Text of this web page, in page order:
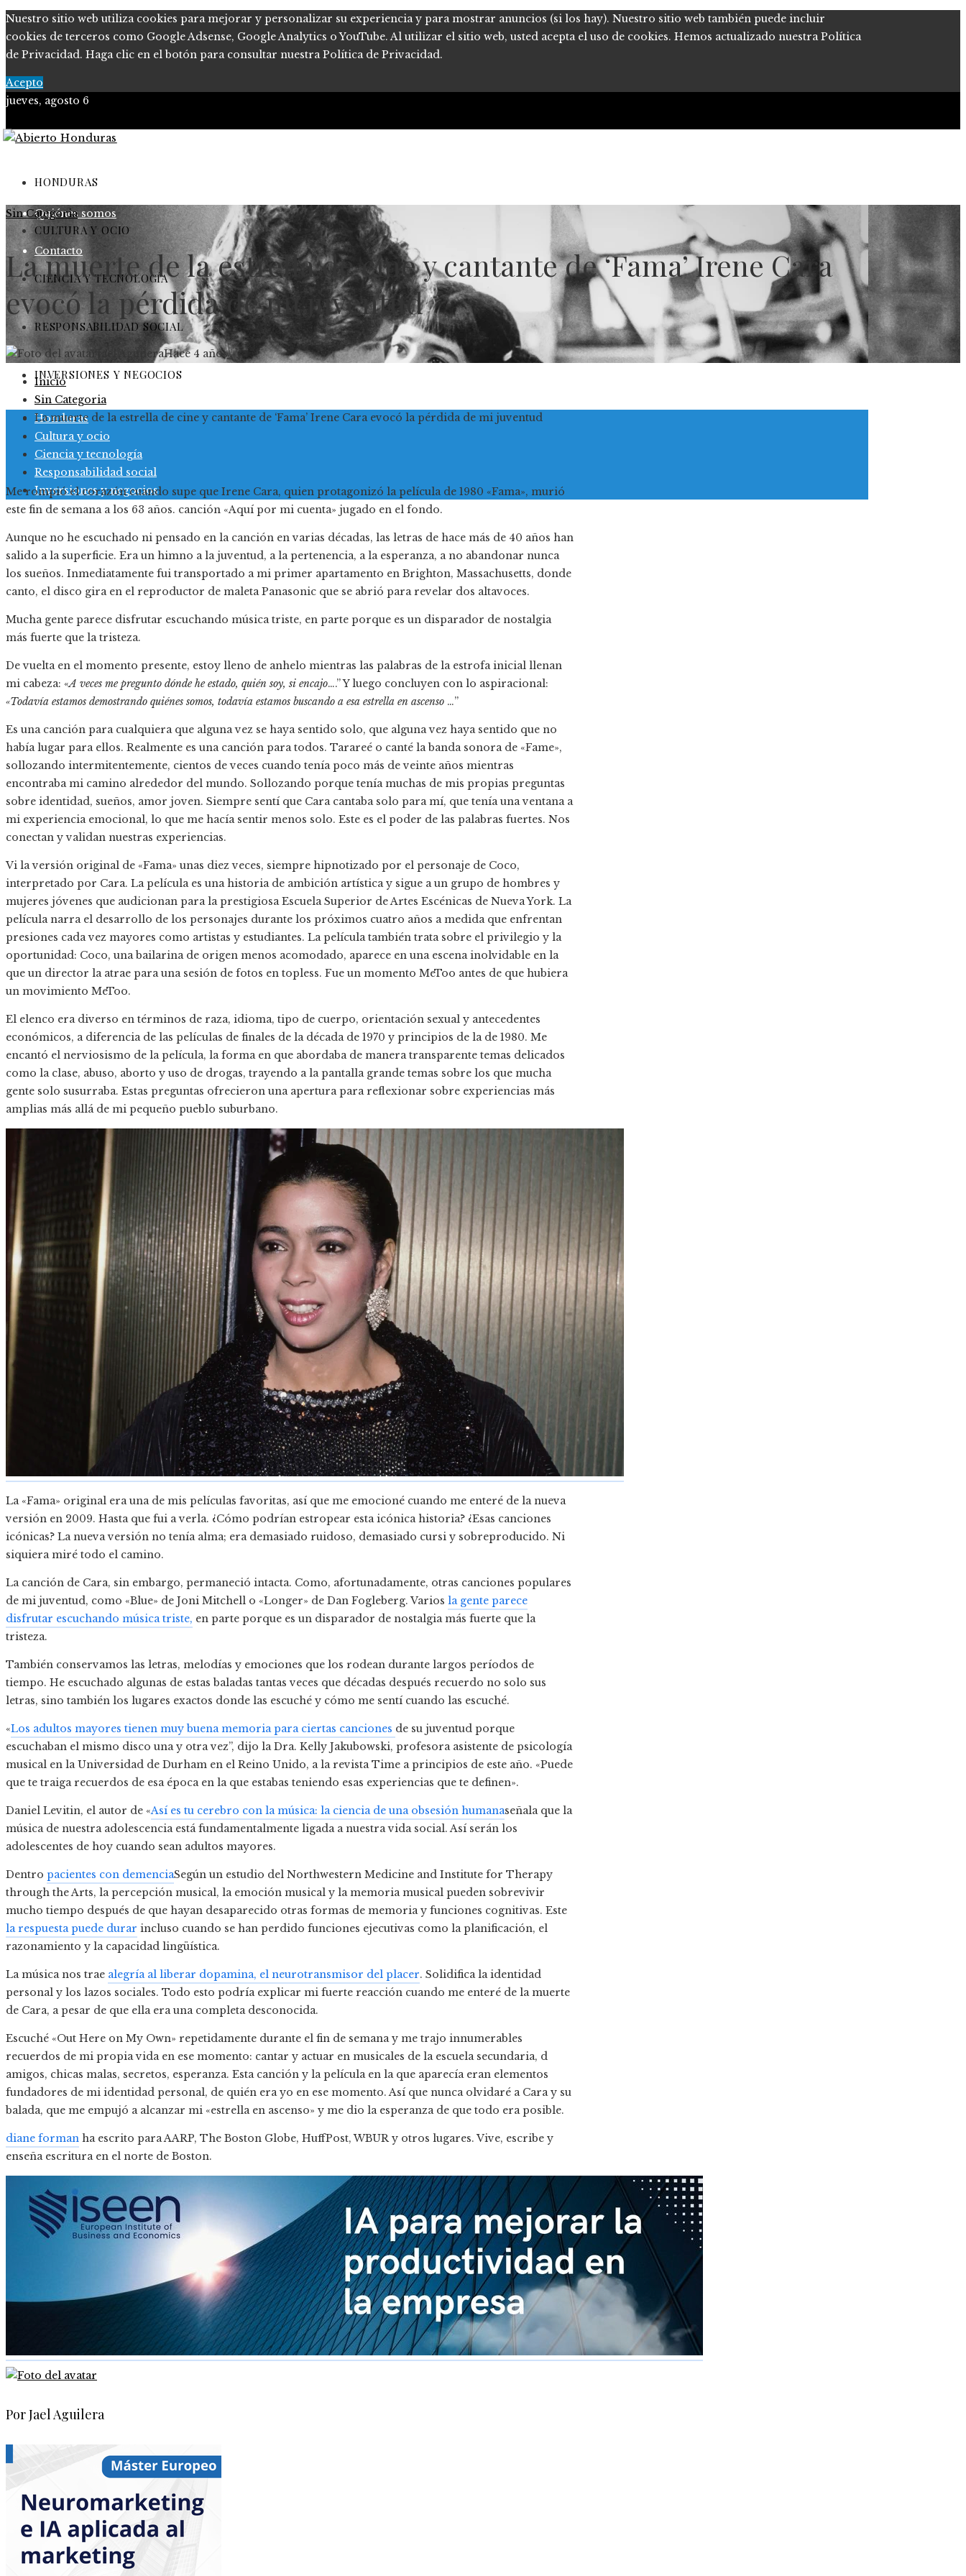
Nuestro sitio web utiliza cookies para mejorar y personalizar su experiencia y para mostrar anuncios (si los hay). Nuestro sitio web también puede incluir
cookies de terceros como Google Adsense, Google Analytics o YouTube. Al utilizar el sitio web, usted acepta el uso de cookies. Hemos actualizado nuestra Política
de Privacidad. Haga clic en el botón para consultar nuestra Política de Privacidad.
Acepto
jueves, agosto 6
Política de Privacidad
Marco Legal del Sitio
Quiénes somos
Contacto
HONDURAS
CULTURA Y OCIO
CIENCIA Y TECNOLOGÍA
RESPONSABILIDAD SOCIAL
INVERSIONES Y NEGOCIOS
Honduras
Cultura y ocio
Ciencia y tecnología
Responsabilidad social
Inversiones y negocios
Sin Categoria
La muerte de la estrella de cine y cantante de ‘Fama’ Irene Cara
evocó la pérdida de mi juventud
Jael AguileraHace 4 años
Inicio
Sin Categoria
La muerte de la estrella de cine y cantante de ‘Fama’ Irene Cara evocó la pérdida de mi juventud
Me rompió el corazón cuando supe que Irene Cara, quien protagonizó la película de 1980 «Fama», murió
este fin de semana a los 63 años. canción «Aquí por mi cuenta» jugado en el fondo.
Aunque no he escuchado ni pensado en la canción en varias décadas, las letras de hace más de 40 años han
salido a la superficie. Era un himno a la juventud, a la pertenencia, a la esperanza, a no abandonar nunca
los sueños. Inmediatamente fui transportado a mi primer apartamento en Brighton, Massachusetts, donde
canto, el disco gira en el reproductor de maleta Panasonic que se abrió para revelar dos altavoces.
Mucha gente parece disfrutar escuchando música triste, en parte porque es un disparador de nostalgia
más fuerte que la tristeza.
De vuelta en el momento presente, estoy lleno de anhelo mientras las palabras de la estrofa inicial llenan
mi cabeza: «A veces me pregunto dónde he estado, quién soy, si encajo….” Y luego concluyen con lo aspiracional:
«Todavía estamos demostrando quiénes somos, todavía estamos buscando a esa estrella en ascenso …”
Es una canción para cualquiera que alguna vez se haya sentido solo, que alguna vez haya sentido que no
había lugar para ellos. Realmente es una canción para todos. Tarareé o canté la banda sonora de «Fame»,
sollozando intermitentemente, cientos de veces cuando tenía poco más de veinte años mientras
encontraba mi camino alrededor del mundo. Sollozando porque tenía muchas de mis propias preguntas
sobre identidad, sueños, amor joven. Siempre sentí que Cara cantaba solo para mí, que tenía una ventana a
mi experiencia emocional, lo que me hacía sentir menos solo. Este es el poder de las palabras fuertes. Nos
conectan y validan nuestras experiencias.
Vi la versión original de «Fama» unas diez veces, siempre hipnotizado por el personaje de Coco,
interpretado por Cara. La película es una historia de ambición artística y sigue a un grupo de hombres y
mujeres jóvenes que audicionan para la prestigiosa Escuela Superior de Artes Escénicas de Nueva York. La
película narra el desarrollo de los personajes durante los próximos cuatro años a medida que enfrentan
presiones cada vez mayores como artistas y estudiantes. La película también trata sobre el privilegio y la
oportunidad: Coco, una bailarina de origen menos acomodado, aparece en una escena inolvidable en la
que un director la atrae para una sesión de fotos en topless. Fue un momento MeToo antes de que hubiera
un movimiento MeToo.
El elenco era diverso en términos de raza, idioma, tipo de cuerpo, orientación sexual y antecedentes
económicos, a diferencia de las películas de finales de la década de 1970 y principios de la de 1980. Me
encantó el nerviosismo de la película, la forma en que abordaba de manera transparente temas delicados
como la clase, abuso, aborto y uso de drogas, trayendo a la pantalla grande temas sobre los que mucha
gente solo susurraba. Estas preguntas ofrecieron una apertura para reflexionar sobre experiencias más
amplias más allá de mi pequeño pueblo suburbano.
La «Fama» original era una de mis películas favoritas, así que me emocioné cuando me enteré de la nueva
versión en 2009. Hasta que fui a verla. ¿Cómo podrían estropear esta icónica historia? ¿Esas canciones
icónicas? La nueva versión no tenía alma; era demasiado ruidoso, demasiado cursi y sobreproducido. Ni
siquiera miré todo el camino.
La canción de Cara, sin embargo, permaneció intacta. Como, afortunadamente, otras canciones populares
de mi juventud, como «Blue» de Joni Mitchell o «Longer» de Dan Fogleberg. Varios la gente parece
disfrutar escuchando música triste, en parte porque es un disparador de nostalgia más fuerte que la
tristeza.
También conservamos las letras, melodías y emociones que los rodean durante largos períodos de
tiempo. He escuchado algunas de estas baladas tantas veces que décadas después recuerdo no solo sus
letras, sino también los lugares exactos donde las escuché y cómo me sentí cuando las escuché.
«Los adultos mayores tienen muy buena memoria para ciertas canciones de su juventud porque
escuchaban el mismo disco una y otra vez”, dijo la Dra. Kelly Jakubowski, profesora asistente de psicología
musical en la Universidad de Durham en el Reino Unido, a la revista Time a principios de este año. «Puede
que te traiga recuerdos de esa época en la que estabas teniendo esas experiencias que te definen».
Daniel Levitin, el autor de «Así es tu cerebro con la música: la ciencia de una obsesión humanaseñala que la
música de nuestra adolescencia está fundamentalmente ligada a nuestra vida social. Así serán los
adolescentes de hoy cuando sean adultos mayores.
Dentro pacientes con demenciaSegún un estudio del Northwestern Medicine and Institute for Therapy
through the Arts, la percepción musical, la emoción musical y la memoria musical pueden sobrevivir
mucho tiempo después de que hayan desaparecido otras formas de memoria y funciones cognitivas. Este
la respuesta puede durar incluso cuando se han perdido funciones ejecutivas como la planificación, el
razonamiento y la capacidad lingüística.
La música nos trae alegría al liberar dopamina, el neurotransmisor del placer. Solidifica la identidad
personal y los lazos sociales. Todo esto podría explicar mi fuerte reacción cuando me enteré de la muerte
de Cara, a pesar de que ella era una completa desconocida.
Escuché «Out Here on My Own» repetidamente durante el fin de semana y me trajo innumerables
recuerdos de mi propia vida en ese momento: cantar y actuar en musicales de la escuela secundaria, d
amigos, chicas malas, secretos, esperanza. Esta canción y la película en la que aparecía eran elementos
fundadores de mi identidad personal, de quién era yo en ese momento. Así que nunca olvidaré a Cara y su
balada, que me empujó a alcanzar mi «estrella en ascenso» y me dio la esperanza de que todo era posible.
diane forman ha escrito para AARP, The Boston Globe, HuffPost, WBUR y otros lugares. Vive, escribe y
enseña escritura en el norte de Boston.
Por Jael Aguilera